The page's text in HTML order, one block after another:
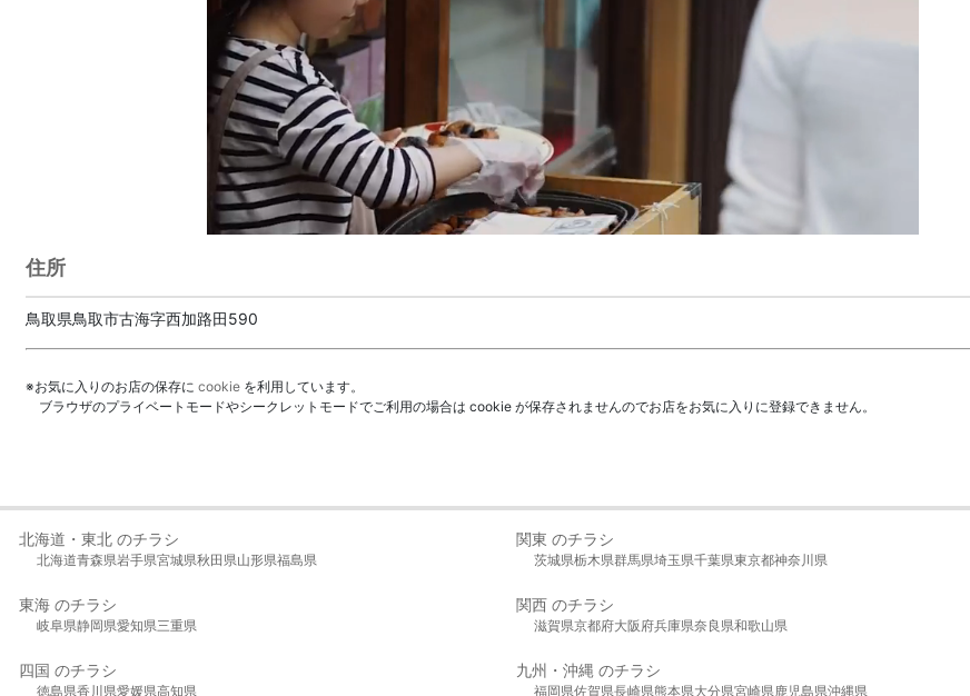
住所
鳥取県鳥取市古海字西加路田590
※お気に入りのお店の保存に cookie を利用しています。
ブラウザのプライベートモードやシークレットモードでご利用の場合は cookie が保存されませんのでお店をお気に入りに登録できません。
北海道・東北 のチラシ
北海道青森県岩手県宮城県秋田県山形県福島県
関東 のチラシ
茨城県栃木県群馬県埼玉県千葉県東京都神奈川県
東海 のチラシ
岐阜県静岡県愛知県三重県
関西 のチラシ
滋賀県京都府大阪府兵庫県奈良県和歌山県
四国 のチラシ
徳島県香川県愛媛県高知県
九州・沖縄 のチラシ
福岡県佐賀県長崎県熊本県大分県宮崎県鹿児島県沖縄県